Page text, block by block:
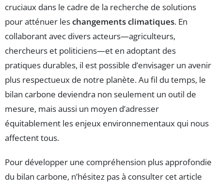
cruciaux dans le cadre de la recherche de solutions
pour atténuer leschangements climatiques. En
collaborant avec divers acteurs—agriculteurs,
chercheurs et politiciens—et en adoptant des
pratiques durables, il est possible d’envisager un avenir
plus respectueux de notre planète. Au fil du temps, le
bilan carbone deviendra non seulement un outil de
mesure, mais aussi un moyen d’adresser
équitablement les enjeux environnementaux qui nous
affectent tous.
Pour développer une compréhension plus approfondie
du bilan carbone, n’hésitez pas à consulter cet article